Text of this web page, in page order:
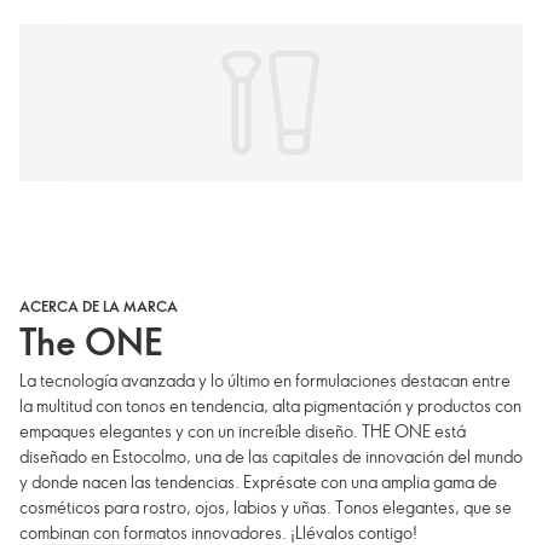
ACERCA DE LA MARCA
The ONE
La tecnología avanzada y lo último en formulaciones destacan entre
la multitud con tonos en tendencia, alta pigmentación y productos con
empaques elegantes y con un increíble diseño. THE ONE está
diseñado en Estocolmo, una de las capitales de innovación del mundo
y donde nacen las tendencias. Exprésate con una amplia gama de
cosméticos para rostro, ojos, labios y uñas. Tonos elegantes, que se
combinan con formatos innovadores. ¡Llévalos contigo!